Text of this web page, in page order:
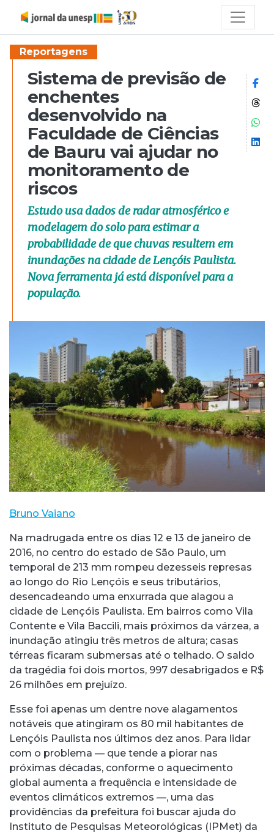
Reportagens
Sistema de previsão de
enchentes
desenvolvido na
Faculdade de Ciências
de Bauru vai ajudar no
monitoramento de
riscos
Estudo usa dados de radar atmosférico e
modelagem do solo para estimar a
probabilidade de que chuvas resultem em
inundações na cidade de Lençóis Paulista.
Nova ferramenta já está disponível para a
população.
Bruno Vaiano
Na madrugada entre os dias 12 e 13 de janeiro de
2016, no centro do estado de São Paulo, um
temporal de 213 mm rompeu dezesseis represas
ao longo do Rio Lençóis e seus tributários,
desencadeando uma enxurrada que alagou a
cidade de Lençóis Paulista. Em bairros como Vila
Contente e Vila Baccili, mais próximos da várzea, a
inundação atingiu três metros de altura; casas
térreas ficaram submersas até o telhado. O saldo
da tragédia foi dois mortos, 997 desabrigados e R$
26 milhões em prejuízo.
Esse foi apenas um dentre nove alagamentos
notáveis que atingiram os 80 mil habitantes de
Lençóis Paulista nos últimos dez anos. Para lidar
com o problema — que tende a piorar nas
próximas décadas, conforme o aquecimento
global aumenta a frequência e intensidade de
eventos climáticos extremos —, uma das
providências da prefeitura foi buscar ajuda do
Instituto de Pesquisas Meteorológicas (IPMet) da